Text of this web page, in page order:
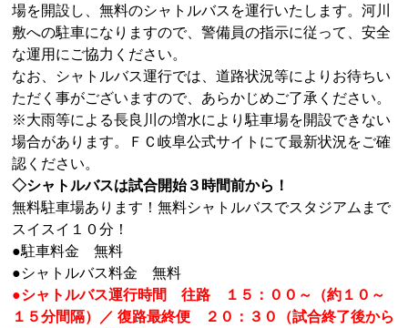
場を開設し、無料のシャトルバスを運行いたします。河川
敷への駐車になりますので、警備員の指示に従って、安全
な運用にご協力ください。
なお、シャトルバス運行では、道路状況等によりお待ちい
ただく事がございますので、あらかじめご了承ください。
※大雨等による長良川の増水により駐車場を開設できない
場合があります。ＦＣ岐阜公式サイトにて最新状況をご確
認ください。
◇シャトルバスは試合開始３時間前から！
無料駐車場あります！無料シャトルバスでスタジアムまで
スイスイ１０分！
●駐車料金 無料
●シャトルバス料金 無料
●シャトルバス運行時間 往路 １５：００～（約１０～
１５分間隔）／ 復路最終便 ２０：３０（試合終了後から